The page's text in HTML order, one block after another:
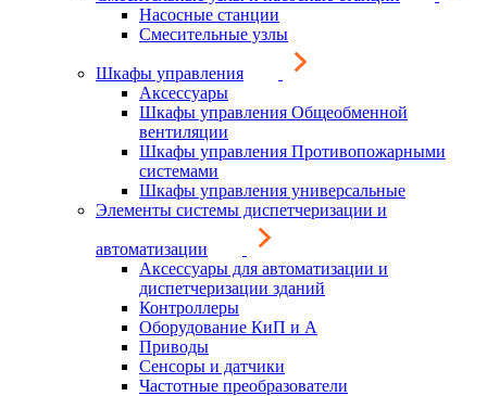
Насосные станции
Смесительные узлы
Шкафы управления
Аксессуары
Шкафы управления Общеобменной
вентиляции
Шкафы управления Противопожарными
системами
Шкафы управления универсальные
Элементы системы диспетчеризации и
автоматизации
Аксессуары для автоматизации и
диспетчеризации зданий
Контроллеры
Оборудование КиП и А
Приводы
Сенсоры и датчики
Частотные преобразователи